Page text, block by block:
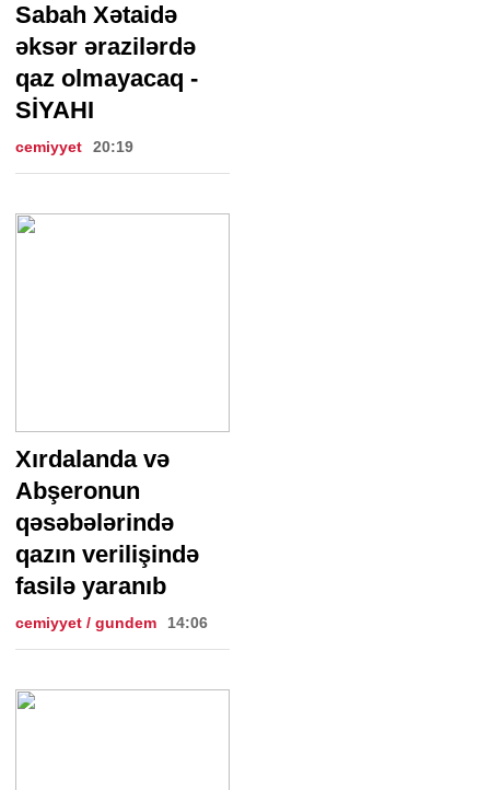
Sabah Xətaidə
əksər ərazilərdə
qaz olmayacaq -
SİYAHI
cemiyyet 20:19
Xırdalanda və
Abşeronun
qəsəbələrində
qazın verilişində
fasilə yaranıb
cemiyyet / gundem 14:06